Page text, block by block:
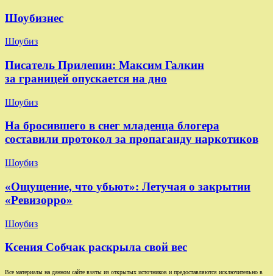
Шоубизнес
Шоубиз
Писатель Прилепин: Максим Галкин
за границей опускается на дно
Шоубиз
На бросившего в снег младенца блогера
составили протокол за пропаганду наркотиков
Шоубиз
«Ощущение, что убьют»: Летучая о закрытии
«Ревизорро»
Шоубиз
Ксения Собчак раскрыла свой вес
Все материалы на данном сайте взяты из открытых источников и предоставляются исключительно в